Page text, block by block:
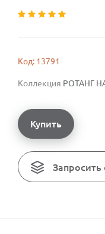
Код: 13791
Коллекция РОТАНГ
Купить
Запросить